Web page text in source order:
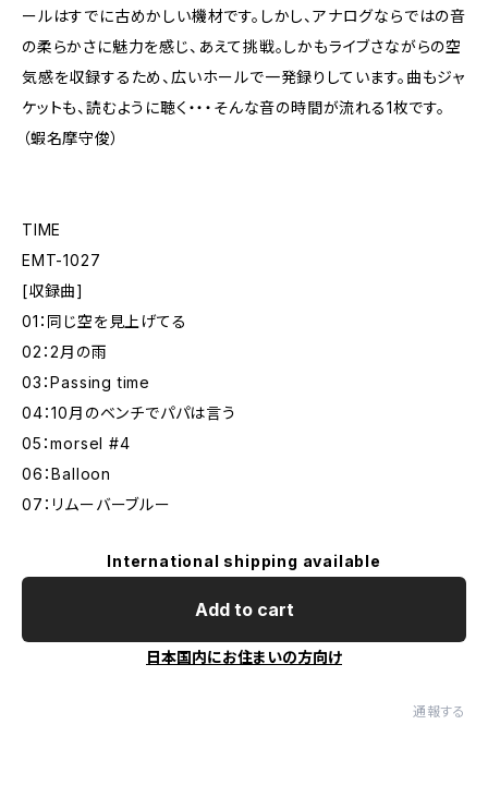
ールはすでに古めかしい機材です。しかし、アナログならではの音
の柔らかさに魅力を感じ、あえて挑戦。しかもライブさながらの空
気感を収録するため、広いホールで一発録りしています。曲もジャ
ケットも、読むように聴く・・・そんな音の時間が流れる1枚です。
（蝦名摩守俊）
TIME
EMT-1027
[収録曲]
01：同じ空を見上げてる
02：2月の雨
03：Passing time
04：10月のベンチでパパは言う
05：morsel #4
06：Balloon
07：リムーバーブルー
International shipping available
Add to cart
日本国内にお住まいの方向け
通報する